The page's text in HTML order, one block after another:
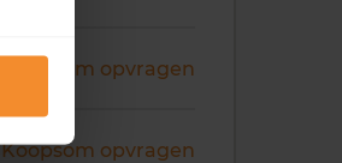
Koopsom opvragen
Koopsom opvragen